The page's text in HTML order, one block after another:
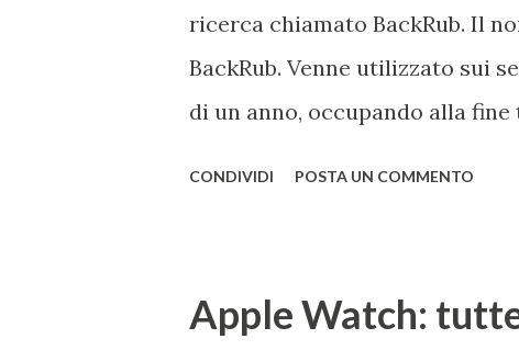
ricerca chiamato BackRub. Il
BackRub. Venne utilizzato sui
di un anno, occupando alla
termine rispecchia, spiega
CONDIVIDI POSTA UN COMMENTO
Apple Watch: